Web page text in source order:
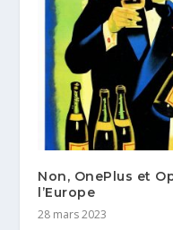
Non, OnePlus et
l’Europe
28 mars 2023